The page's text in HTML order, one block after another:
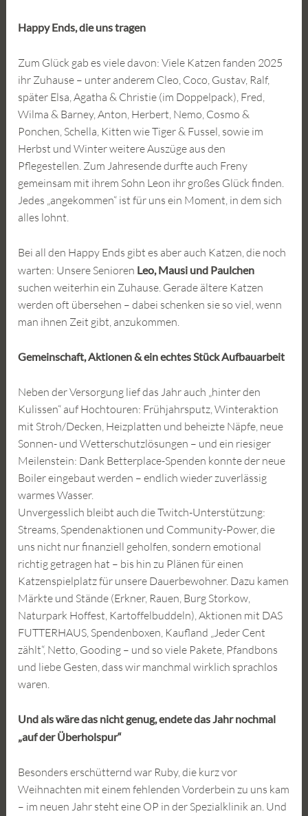
Happy Ends, die uns tragen
Zum Glück gab es viele davon: Viele Katzen fanden 2025
ihr Zuhause – unter anderem Cleo, Coco, Gustav, Ralf,
später Elsa, Agatha & Christie (im Doppelpack), Fred,
Wilma & Barney, Anton, Herbert, Nemo, Cosmo &
Ponchen, Schella, Kitten wie Tiger & Fussel, sowie im
Herbst und Winter weitere Auszüge aus den
Pflegestellen. Zum Jahresende durfte auch Freny
gemeinsam mit ihrem Sohn Leon ihr großes Glück finden.
Jedes „angekommen“ ist für uns ein Moment, in dem sich
alles lohnt.
Bei all den Happy Ends gibt es aber auch Katzen, die noch
warten: Unsere Senioren Leo, Mausi und Paulchen
suchen weiterhin ein Zuhause. Gerade ältere Katzen
werden oft übersehen – dabei schenken sie so viel, wenn
man ihnen Zeit gibt, anzukommen.
Gemeinschaft, Aktionen & ein echtes Stück Aufbauarbeit
Neben der Versorgung lief das Jahr auch „hinter den
Kulissen“ auf Hochtouren: Frühjahrsputz, Winteraktion
mit Stroh/Decken, Heizplatten und beheizte Näpfe, neue
Sonnen- und Wetterschutzlösungen – und ein riesiger
Meilenstein: Dank Betterplace-Spenden konnte der neue
Boiler eingebaut werden – endlich wieder zuverlässig
warmes Wasser.
Unvergesslich bleibt auch die Twitch-Unterstützung:
Streams, Spendenaktionen und Community-Power, die
uns nicht nur finanziell geholfen, sondern emotional
richtig getragen hat – bis hin zu Plänen für einen
Katzenspielplatz für unsere Dauerbewohner. Dazu kamen
Märkte und Stände (Erkner, Rauen, Burg Storkow,
Naturpark Hoffest, Kartoffelbuddeln), Aktionen mit DAS
FUTTERHAUS, Spendenboxen, Kaufland „Jeder Cent
zählt“, Netto, Gooding – und so viele Pakete, Pfandbons
und liebe Gesten, dass wir manchmal wirklich sprachlos
waren.
Und als wäre das nicht genug, endete das Jahr nochmal
„auf der Überholspur“
Besonders erschütternd war Ruby, die kurz vor
Weihnachten mit einem fehlenden Vorderbein zu uns kam
– im neuen Jahr steht eine OP in der Spezialklinik an. Und